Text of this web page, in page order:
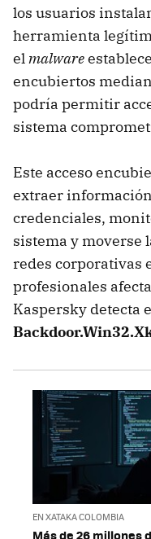
los usuarios
herramienta
elmalware
encubiertos
podría permitir
sistema
Este acceso
extraer
credenciales,
sistema y moverse
redes corporativas
profesionales
Kaspersky detecta
EN XATAKA COLOMBIA
Más de 26 millones